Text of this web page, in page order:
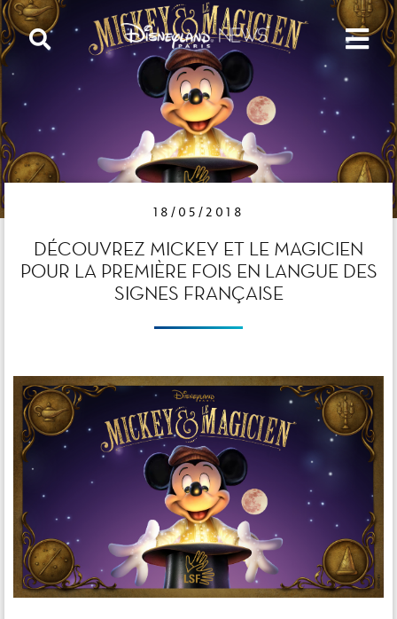
18/05/2018
DÉCOUVREZ MICKEY ET LE MAGICIEN
POUR LA PREMIÈRE FOIS EN LANGUE DES
SIGNES FRANÇAISE